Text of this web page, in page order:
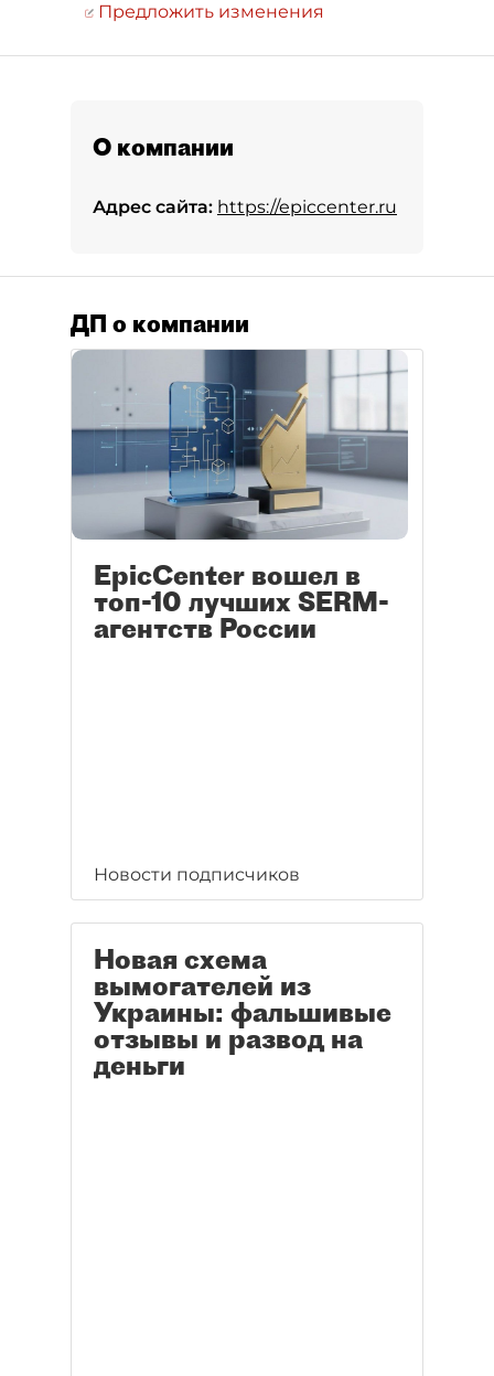
Предложить изменения
О компании
Адрес сайта: https://epiccenter.ru
ДП о компании
EpicCenter вошел в
топ-10 лучших SERM-
агентств России
Новости подписчиков
Новая схема
вымогателей из
Украины: фальшивые
отзывы и развод на
деньги